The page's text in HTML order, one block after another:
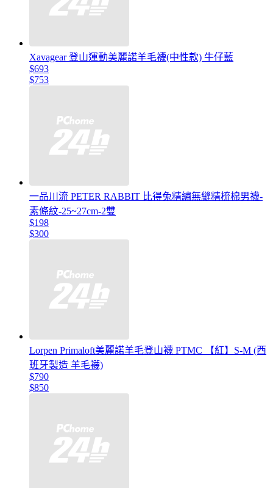
Xavagear 登山運動美麗諾羊毛襪(中性款) 牛仔藍
$693
$753
一品川流 PETER RABBIT 比得兔精繡無縫精梳棉男襪-
素條紋-25~27cm-2雙
$198
$300
Lorpen Primaloft美麗諾羊毛登山襪 PTMC 【紅】S-M (西
班牙製造 羊毛襪)
$790
$850